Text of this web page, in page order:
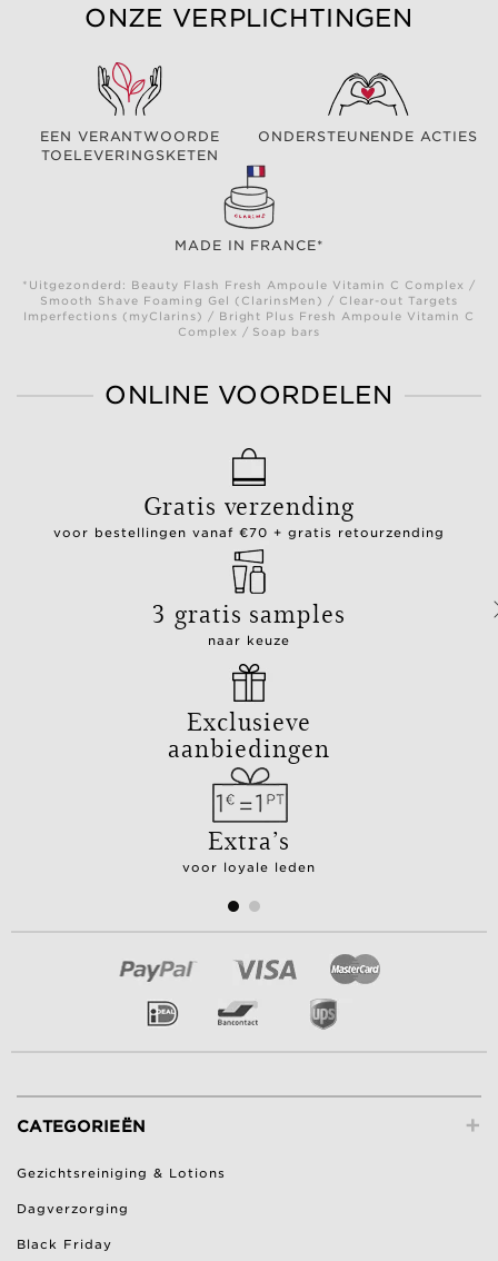
ONZE VERPLICHTINGEN
EEN VERANTWOORDE
TOELEVERINGSKETEN
ONDERSTEUNENDE ACTIES
MADE IN FRANCE*
*Uitgezonderd: Beauty Flash Fresh Ampoule Vitamin C Complex /
Smooth Shave Foaming Gel (ClarinsMen) / Clear-out Targets
Imperfections (myClarins) / Bright Plus Fresh Ampoule Vitamin C
Complex / Soap bars
ONLINE VOORDELEN
Gratis verzending
voor bestellingen vanaf €70 + gratis retourzending
3 gratis samples
naar keuze
Exclusieve
aanbiedingen
Extra’s
voor loyale leden
+
CATEGORIEËN
Gezichtsreiniging & Lotions
Dagverzorging
Black Friday